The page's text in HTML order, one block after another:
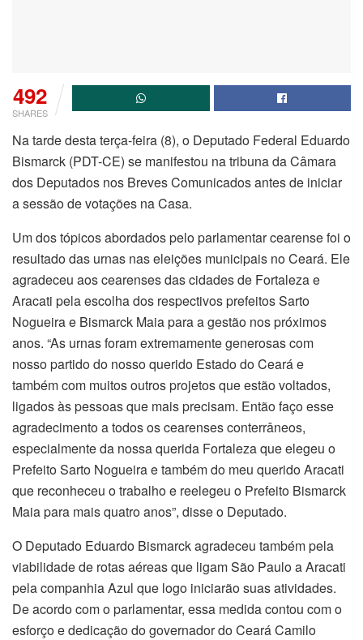
492
SHARES
Na tarde desta terça-feira (8), o Deputado Federal Eduardo
Bismarck (PDT-CE) se manifestou na tribuna da Câmara
dos Deputados nos Breves Comunicados antes de iniciar
a sessão de votações na Casa.
Um dos tópicos abordados pelo parlamentar cearense foi o
resultado das urnas nas eleições municipais no Ceará. Ele
agradeceu aos cearenses das cidades de Fortaleza e
Aracati pela escolha dos respectivos prefeitos Sarto
Nogueira e Bismarck Maia para a gestão nos próximos
anos. “As urnas foram extremamente generosas com
nosso partido do nosso querido Estado do Ceará e
também com muitos outros projetos que estão voltados,
ligados às pessoas que mais precisam. Então faço esse
agradecimento a todos os cearenses conterrâneos,
especialmente da nossa querida Fortaleza que elegeu o
Prefeito Sarto Nogueira e também do meu querido Aracati
que reconheceu o trabalho e reelegeu o Prefeito Bismarck
Maia para mais quatro anos”, disse o Deputado.
O Deputado Eduardo Bismarck agradeceu também pela
viabilidade de rotas aéreas que ligam São Paulo a Aracati
pela companhia Azul que logo iniciarão suas atividades.
De acordo com o parlamentar, essa medida contou com o
esforço e dedicação do governador do Ceará Camilo